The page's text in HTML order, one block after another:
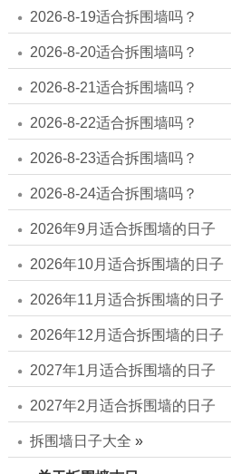
2026-8-19适合拆围墙吗？
2026-8-20适合拆围墙吗？
2026-8-21适合拆围墙吗？
2026-8-22适合拆围墙吗？
2026-8-23适合拆围墙吗？
2026-8-24适合拆围墙吗？
2026年9月适合拆围墙的日子
2026年10月适合拆围墙的日子
2026年11月适合拆围墙的日子
2026年12月适合拆围墙的日子
2027年1月适合拆围墙的日子
2027年2月适合拆围墙的日子
拆围墙日子大全 »